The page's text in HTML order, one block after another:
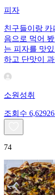
피자
친구들이랑 카
음으로 먹어
는 피자를 맛
하고 단맛이
소원성취
조회수 6,629
74